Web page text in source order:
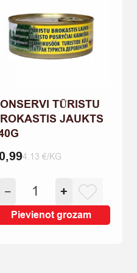
TŪRISTU
JAUKTS
4.13 €/KG
−
KONSERVI
TŪRISTU
BROKASTIS
JAUKTS
+
Pievienot grozam